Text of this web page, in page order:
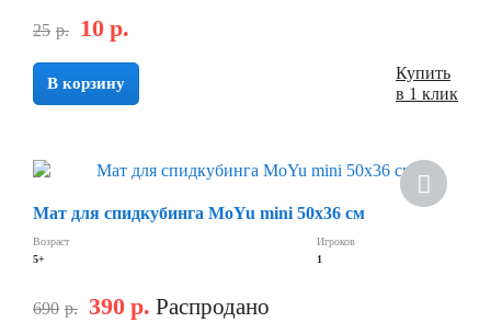
25 р. 10 р.
В корзину
Купить
в 1 клик
Мат для спидкубинга MoYu mini 50х36 см
Возраст
5+
Игроков
1
690 р. 390 р. Распродано